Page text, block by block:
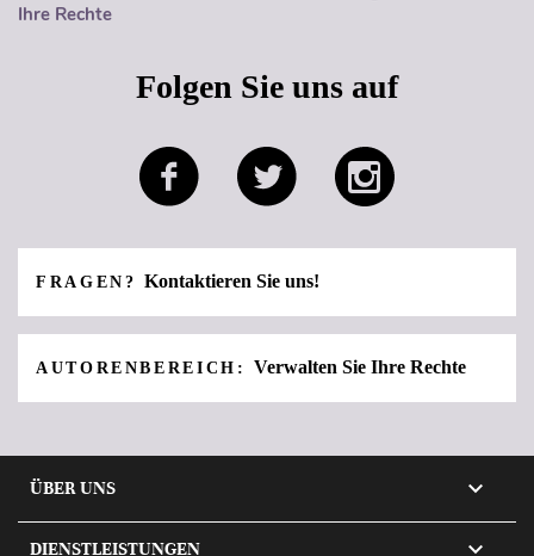
Ihre Rechte
Folgen Sie uns auf
FRAGEN? Kontaktieren Sie uns!
AUTORENBEREICH: Verwalten Sie Ihre Rechte
ÜBER UNS 
DIENSTLEISTUNGEN 